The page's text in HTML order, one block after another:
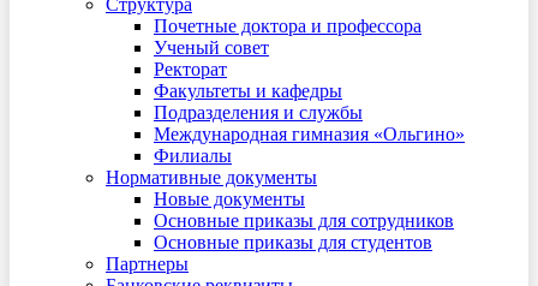
Структура
Почетные доктора и профессора
Ученый совет
Ректорат
Факультеты и кафедры
Подразделения и службы
Международная гимназия «Ольгино»
Филиалы
Нормативные документы
Новые документы
Основные приказы для сотрудников
Основные приказы для студентов
Партнеры